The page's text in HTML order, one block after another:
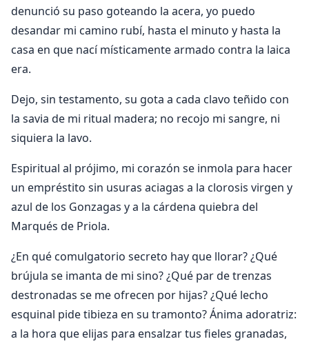
denunció su paso goteando la acera, yo puedo
desandar mi camino rubí, hasta el minuto y hasta la
casa en que nací místicamente armado contra la laica
era.
Dejo, sin testamento, su gota a cada clavo teñido con
la savia de mi ritual madera; no recojo mi sangre, ni
siquiera la lavo.
Espiritual al prójimo, mi corazón se inmola para hacer
un empréstito sin usuras aciagas a la clorosis virgen y
azul de los Gonzagas y a la cárdena quiebra del
Marqués de Priola.
¿En qué comulgatorio secreto hay que llorar? ¿Qué
brújula se imanta de mi sino? ¿Qué par de trenzas
destronadas se me ofrecen por hijas? ¿Qué lecho
esquinal pide tibieza en su tramonto? Ánima adoratriz:
a la hora que elijas para ensalzar tus fieles granadas,